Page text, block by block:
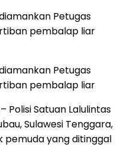
Petugas
pembalap liar
Petugas
pembalap liar
– Polisi Satuan Lalulintas
Sulawesi Tenggara,
yang ditinggal